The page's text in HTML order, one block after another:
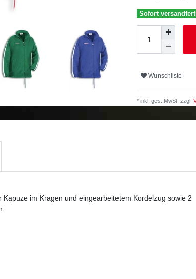
Sofort
Wunschliste
* inkl. ges. MwSt. zzgl.
im Kragen und eingearbeitetem Kordelzug sowie 2